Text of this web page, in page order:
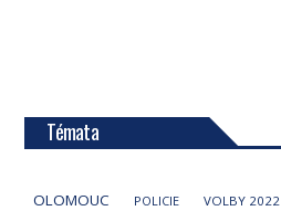
Témata
OLOMOUC POLICIE VOLBY 2022